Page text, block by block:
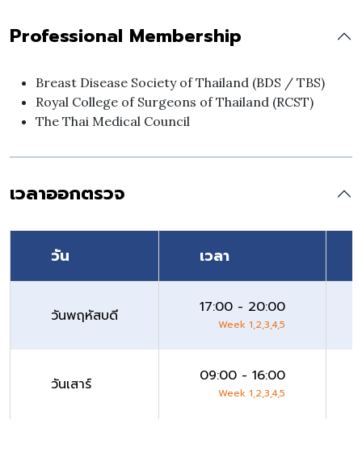
Professional Membership
Breast Disease Society of Thailand (BDS / TBS)
Royal College of Surgeons of Thailand (RCST)
The Thai Medical Council
เวลาออกตรวจ
วัน เวลา
วันพฤหัสบดี 17:00 - 20:00
Week 1,2,3,4,5
วันเสาร์ 09:00 - 16:00
Week 1,2,3,4,5